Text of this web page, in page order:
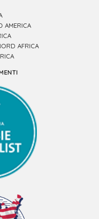
AMERICA
AFRICA